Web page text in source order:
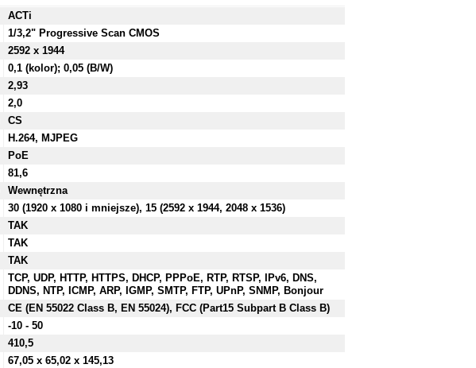
ACTi
1/3,2" Progressive Scan CMOS
2592 x 1944
0,1 (kolor); 0,05 (B/W)
2,93
2,0
CS
H.264, MJPEG
PoE
81,6
Wewnętrzna
30 (1920 x 1080 i mniejsze), 15 (2592 x 1944, 2048 x 1536)
TAK
TAK
TAK
TCP, UDP, HTTP, HTTPS, DHCP, PPPoE, RTP, RTSP, IPv6, DNS,
DDNS, NTP, ICMP, ARP, IGMP, SMTP, FTP, UPnP, SNMP, Bonjour
CE (EN 55022 Class B, EN 55024), FCC (Part15 Subpart B Class B)
-10 - 50
410,5
67,05 x 65,02 x 145,13